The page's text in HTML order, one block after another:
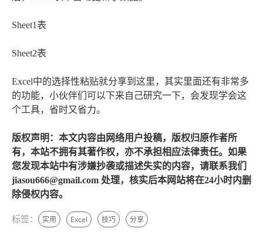
Sheet1表
Sheet2表
Excel中的选择性粘贴就分享到这里，其实里面还有非常多
的功能，小伙伴们可以下来自己研究一下，会发现学会这
个工具，省时又省力。
版权声明：本文内容由网络用户投稿，版权归原作者所
有，本站不拥有其著作权，亦不承担相应法律责任。如果
您发现本站中有涉嫌抄袭或描述失实的内容，请联系我们
jiasou666@gmail.com 处理，核实后本网站将在24小时内删
除侵权内容。
标签： 实用 Excel 技巧 分享